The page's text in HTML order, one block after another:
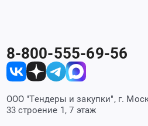
8-800-555-69-56
ООО "Тендеры и закупки", г.
33 строение 1, 7 этаж